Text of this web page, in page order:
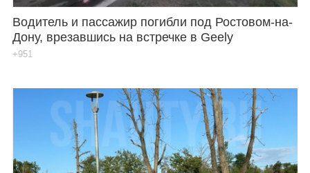
Водитель и пассажир погибли под Ростовом-на-
Дону, врезавшись на встречке в Geely
+951